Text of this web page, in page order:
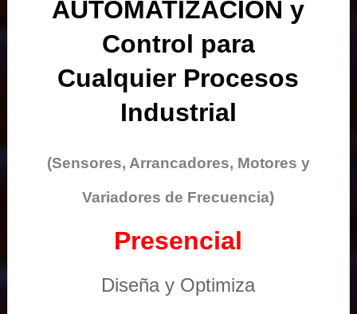
AUTOMATIZACIÓN y
Control para
Cualquier Procesos
Industrial
(Sensores, Arrancadores, Motores y
Variadores de Frecuencia)
Presencial
Diseña y Optimiza